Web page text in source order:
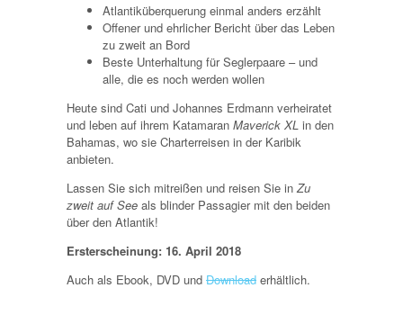
Atlantiküberquerung einmal anders erzählt
Offener und ehrlicher Bericht über das Leben
zu zweit an Bord
Beste Unterhaltung für Seglerpaare – und
alle, die es noch werden wollen
Heute sind Cati und Johannes Erdmann verheiratet
und leben auf ihrem Katamaran Maverick XL in den
Bahamas, wo sie Charterreisen in der Karibik
anbieten.
Lassen Sie sich mitreißen und reisen Sie in Zu
zweit auf See als blinder Passagier mit den beiden
über den Atlantik!
Ersterscheinung: 16. April 2018
Auch als Ebook, DVD und Download erhältlich.